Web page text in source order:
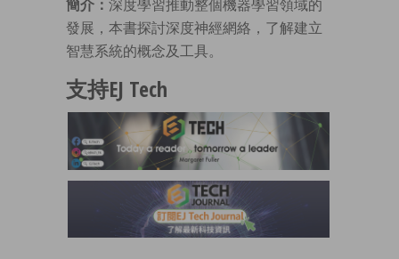
簡介： 深度學習推動整個機器學習領域的
發展，本書探討深度神經網絡，了解建立
智慧系統的概念及工具。
支持EJ Tech